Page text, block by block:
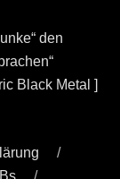
den
Black Metal ]